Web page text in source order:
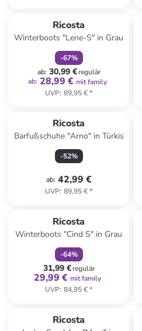
Ricosta
Winterboots "Lene-S" in Grau
-67%
ab: 30,99 €regulär
ab: 28,99 € mit family
UVP: 89,95 €*
Ricosta
Barfußschuhe "Arno" in Türkis
-52%
ab: 42,99 €
UVP: 89,95 €*
Ricosta
Winterboots "Cind S" in Grau
-64%
31,99 €regulär
29,99 € mit family
UVP: 84,95 €*
Ricosta